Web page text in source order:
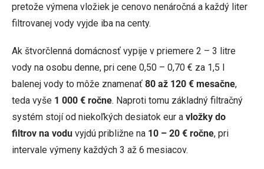
pretože výmena vložiek je cenovo nenáročná a každý liter
filtrovanej vody vyjde iba na centy.
Ak štvorčlenná domácnosť vypije v priemere 2 – 3 litre
vody na osobu denne, pri cene 0,50 – 0,70 € za 1,5 l
balenej vody to môže znamenať 80 až 120 € mesačne,
teda vyše 1 000 € ročne. Naproti tomu základný filtračný
systém stojí od niekoľkých desiatok eur a vložky do
filtrov na vodu vyjdú približne na 10 – 20 € ročne, pri
intervale výmeny každých 3 až 6 mesiacov.